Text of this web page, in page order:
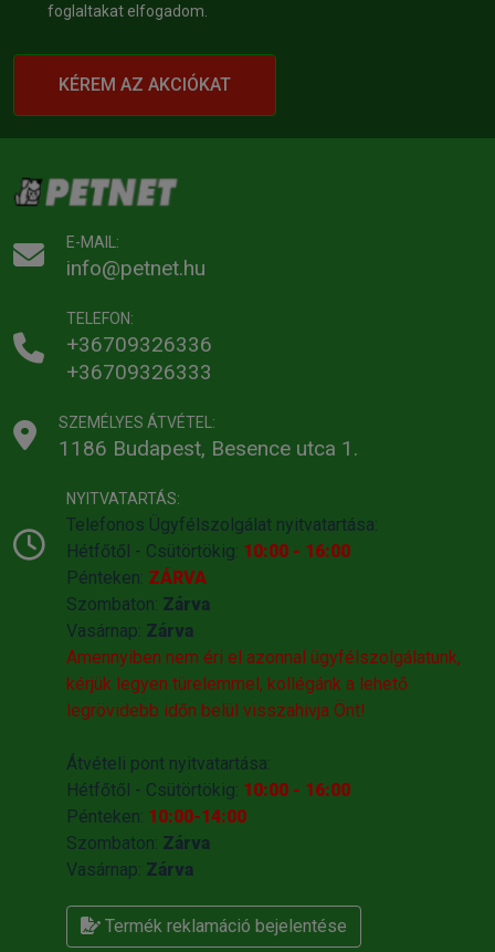
foglaltakat elfogadom.
KÉREM AZ AKCIÓKAT
E-MAIL:
info@petnet.hu
TELEFON:
+36709326336
+36709326333
SZEMÉLYES ÁTVÉTEL:
1186 Budapest, Besence utca 1.
NYITVATARTÁS:
Telefonos Ügyfélszolgálat nyitvatartása:
Hétfőtől - Csütörtökig: 10:00 - 16:00
Pénteken: ZÁRVA
Szombaton: Zárva
Vasárnap: Zárva
Amennyiben nem éri el azonnal ügyfélszolgálatunk,
kérjük legyen türelemmel, kollégánk a lehető
legrövidebb időn belül visszahivja Önt!
Átvételi pont nyitvatartása:
Hétfőtől - Csütörtökig: 10:00 - 16:00
Pénteken: 10:00-14:00
Szombaton: Zárva
Vasárnap: Zárva
Termék reklamáció bejelentése